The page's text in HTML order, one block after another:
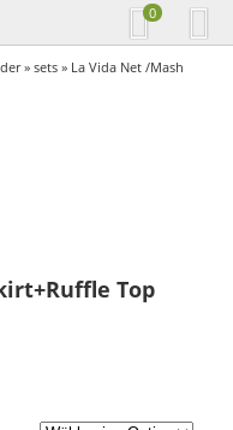
0
»sets » La Vida Net /Mash
Top